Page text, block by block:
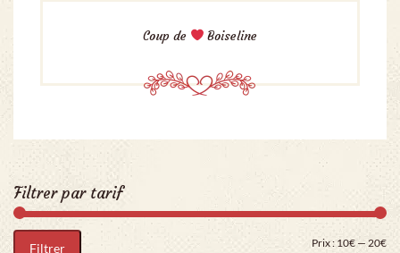
Coup de Boiseline
Filtrer par tarif
Filtrer Prix : 10€ — 20€